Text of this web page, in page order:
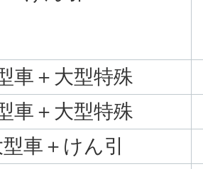
車＋大型特殊
車＋大型特殊
車＋けん引